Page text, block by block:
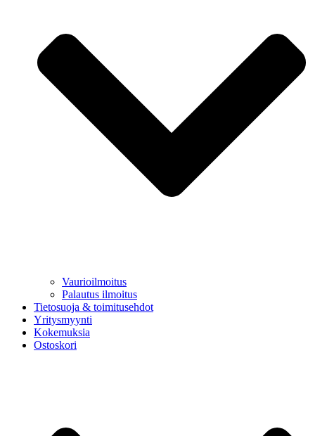
Vaurioilmoitus
Palautus ilmoitus
Tietosuoja & toimitusehdot
Yritysmyynti
Kokemuksia
Ostoskori